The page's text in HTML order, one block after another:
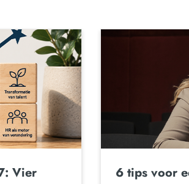
Vier
6 tips voor